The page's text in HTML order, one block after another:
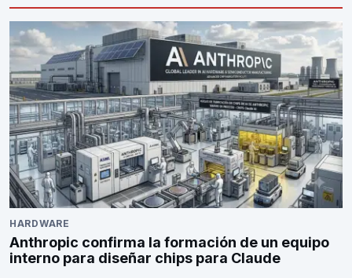
HARDWARE
Anthropic confirma la formación de un equipo
interno para diseñar chips para Claude